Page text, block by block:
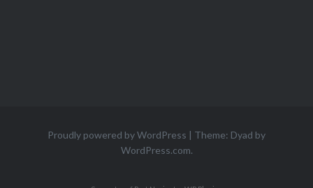
Proudly powered by WordPress | Theme: Dyad by
WordPress.com.